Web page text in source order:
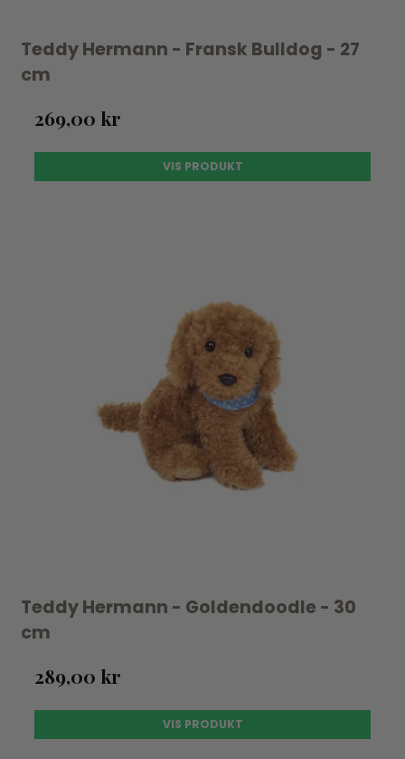
Teddy Hermann - Fransk Bulldog - 27
cm
269,00 kr
VIS PRODUKT
Teddy Hermann - Goldendoodle - 30
cm
289,00 kr
VIS PRODUKT